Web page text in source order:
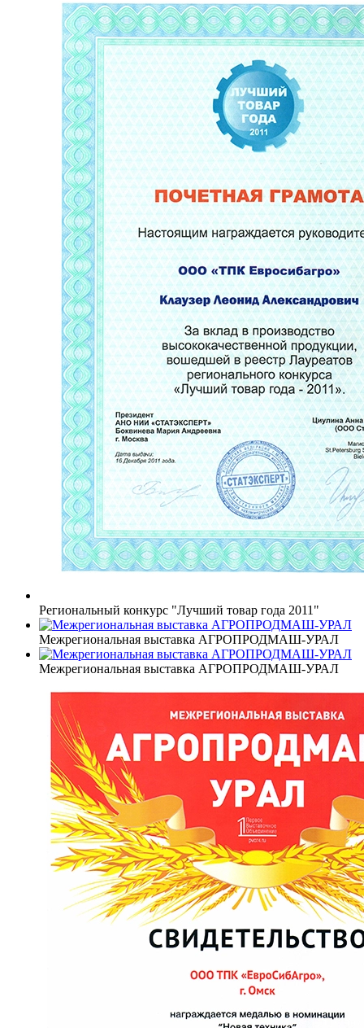
Региональный конкурс "Лучший товар года 2011"
Межрегиональная выставка АГРОПРОДМАШ-УРАЛ
Межрегиональная выставка АГРОПРОДМАШ-УРАЛ